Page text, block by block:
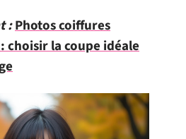
:Photos coiffures
choisir la coupe idéale